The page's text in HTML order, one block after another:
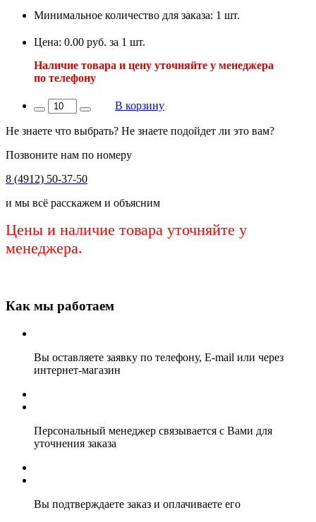
Минимальное количество для заказа: 1 шт.
Цена: 0.00 руб. за 1 шт.
Наличие товара и цену уточняйте у менеджера
по телефону
В корзину
Не знаете что выбрать? Не знаете подойдет ли это вам?
Позвоните нам по номеру
8 (4912) 50-37-50
и мы всё расскажем и объясним
Цены и наличие товара уточняйте у
менеджера.
Как мы работаем
Вы оставляете заявку по телефону, E-mail или через
интернет-магазин
Персональный менеджер связывается с Вами для
уточнения заказа
Вы подтверждаете заказ и оплачиваете его